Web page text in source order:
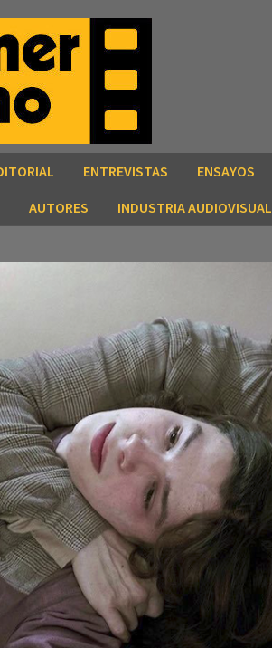
ENTREVISTAS ENSAYOS
AUTORES INDUSTRIA AUDIOVISUAL